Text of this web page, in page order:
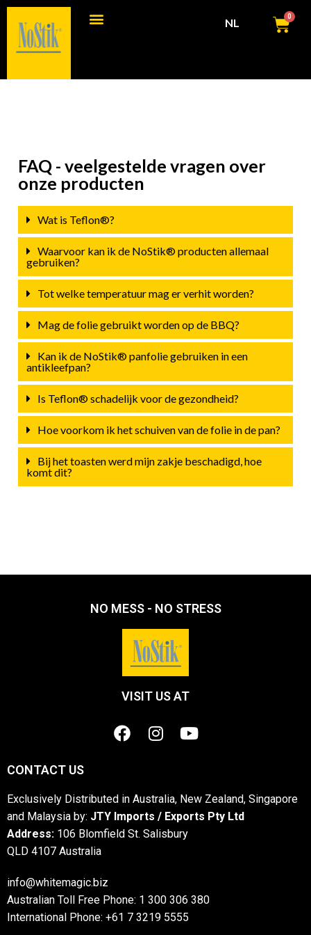
NL 0
FAQ - veelgestelde vragen over
onze producten
Wat is Teflon®?
Waarvoor kan ik de NoStik® producten allemaal
gebruiken?
Tot welke temperatuur mag er verhit worden?
Mag de folie gebruikt worden op de BBQ?
Kan ik de NoStik® panfolie gebruiken in een
antikleefpan?
Is Teflon® schadelijk voor de gezondheid?
Hoe voorkom ik het schuiven van de folie in de pan?
Bij het toasten werd mijn zakje beschadigd, hoe
komt dit?
NO MESS - NO STRESS
VISIT US AT
CONTACT US
Exclusively Distributed in Australia, New Zealand, Singapore
and Malaysia by: JTY Imports / Exports Pty Ltd
Address: 106 Blomfield St. Salisbury
QLD 4107 Australia
info@whitemagic.biz
Australian Toll Free Phone: 1 300 306 380
International Phone: +61 7 3219 5555